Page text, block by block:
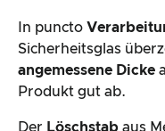
In puncto
Sicherheitsglas
angemessene Dicke
Produkt gut ab.
Der Löschstab aus